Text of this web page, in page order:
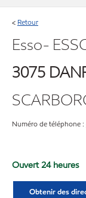
< Retour
Esso-
3075
Numéro de téléphone :
Ouvert 24 heures
Obtenir des